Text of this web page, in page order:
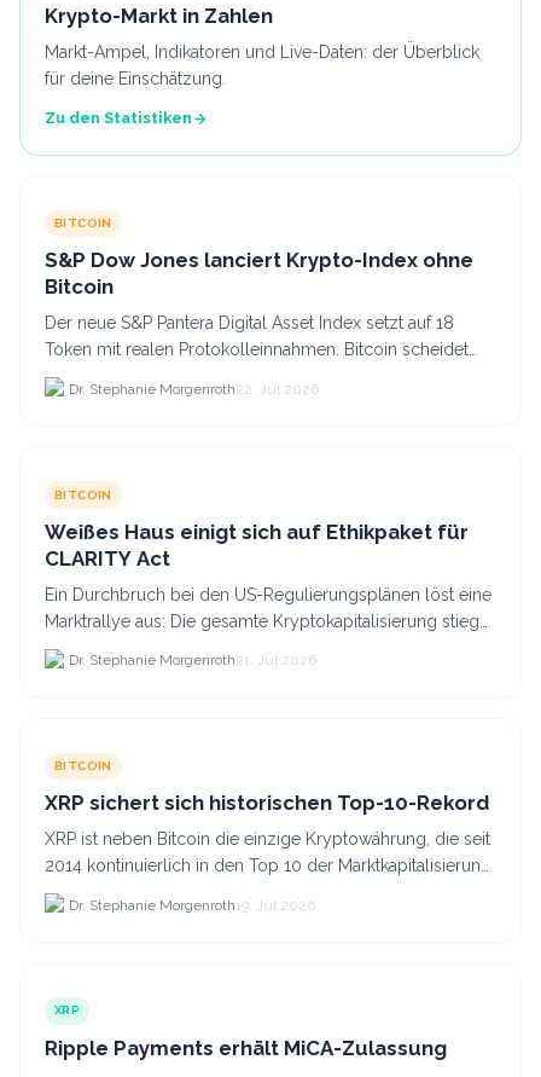
Krypto-Markt in Zahlen
Markt-Ampel, Indikatoren und Live-Daten: der Überblick
für deine Einschätzung.
Zu den Statistiken
BITCOIN
S&P Dow Jones lanciert Krypto-Index ohne
Bitcoin
Der neue S&P Pantera Digital Asset Index setzt auf 18
Token mit realen Protokolleinnahmen. Bitcoin scheidet
aufgrund fehlender Erträge für Halter aus dem.
Dr. Stephanie Morgenroth22. Jul 2026
BITCOIN
Weißes Haus einigt sich auf Ethikpaket für
CLARITY Act
Ein Durchbruch bei den US-Regulierungsplänen löst eine
Marktrallye aus: Die gesamte Kryptokapitalisierung stieg
am 21.
Dr. Stephanie Morgenroth21. Jul 2026
BITCOIN
XRP sichert sich historischen Top-10-Rekord
XRP ist neben Bitcoin die einzige Kryptowährung, die seit
2014 kontinuierlich in den Top 10 der Marktkapitalisierung
verblieb.
Dr. Stephanie Morgenroth19. Jul 2026
XRP
Ripple Payments erhält MiCA-Zulassung